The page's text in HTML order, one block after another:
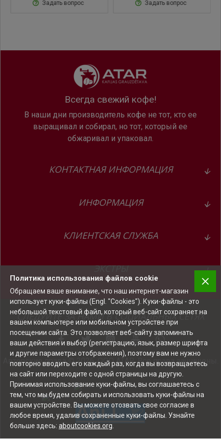
капсул или заранее молотого кофе. Кофемолка
чтобы в каждой чашке лучше сохранялся кофейный
P.E.P.® для эспрессо и ристретто
Именно в напитках малого объёма A1 показывает
своё главное преимущество. Импульсный процесс
выразительным кофейным характером.
Простое управление без сложного меню
крепость кофе и нажмите символ напитка. Это
удобно для тех, кто хочет быстро приготовить кофе
Компактный размер для небольшой кухни
A1 занимает совсем немного места, поэтому хорошо
подходит для небольшой кухни, офисного уголка или
места, где не нужна крупная кофемашина с
молочной системой. Это модель на одну чашку для
тех, кому нужен компактный и понятный аппарат для
ежедневного кофе.
Минималистичный дизайн
Корпус Piano Black и строгие линии делают эту
модель сдержанной и элегантной. Она не выглядит
перегруженной лишними деталями и хорошо
Задать вопрос Задать вопрос
Всегда свежий кофе!
В наши дни производитель кофе не тот, кто ее
выращивал и собирал, но тот, который ее
обжаривал и упаковал.
КОНТАКТНАЯ ИНФОРМАЦИЯ
ИНФОРМАЦИЯ
КЛИЕНТСКАЯ СЛУЖБА
ЭКСТРЫ
СЛЕДУЙТЕ ЗА НАМИ В СОЦИАЛЬНЫХ СЕТЯХ
Авторские права © 2026, ООО ATAR, Все права защищены.
Политика использования файлов cookie
Обращаем ваше внимание, что наш интернет-магазин
использует куки-файлы (Engl. "Cookies"). Куки-файлы - это
небольшой текстовый файл, который веб-сайт сохраняет на
вашем компьютере или мобильном устройстве при
посещении сайта. Это позволяет веб-сайту запоминать
ваши действия и выбор (регистрацию, язык, размер шрифта
и другие параметры отображения), поэтому вам не нужно
повторно вводить его каждый раз, когда вы возвращаетесь
на сайт или переходите с одной страницы на другую.
Принимая использование куки-файлы, вы соглашаетесь с
тем, что мы будем собирать и использовать куки-файлы на
вашем устройстве. Вы можете отозвать свое согласие в
любое время, удалив сохраненные куки-файлы. Узнайте
больше здесь: aboutcookies.org